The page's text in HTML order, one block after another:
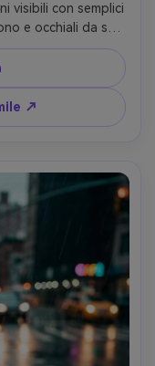
visibili con semplici
e occhiali da sole
minimale,
scattato su
texture ad alto
di colori
AR 4:5
↗